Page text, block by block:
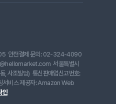
안전결제 문의: 02-324-4090
서울특별시
, 사조빌딩) 통신판매업신고번호:
서비스 제공자: Amazon Web
인